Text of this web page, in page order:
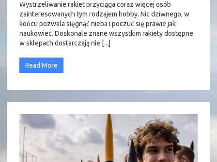
Wystrzeliwanie rakiet przyciąga coraz więcej osób
zainteresowanych tym rodzajem hobby. Nic dziwnego, w
końcu pozwala sięgnąć nieba i poczuć się prawie jak
naukowiec. Doskonale znane wszystkim rakiety dostępne
w sklepach dostarczają nie [...]
Read More